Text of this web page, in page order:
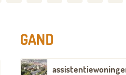
GAND